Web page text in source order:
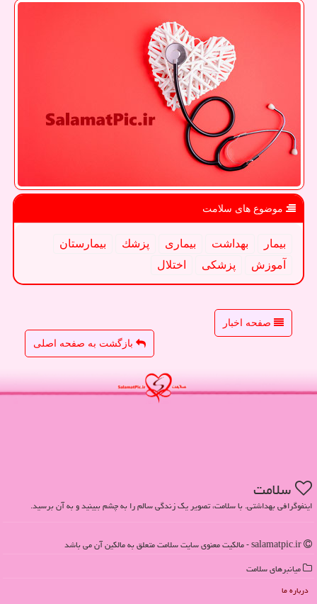
موضوع های سلامت
بیمار بهداشت بیماری پزشك
بیمارستان
آموزش
پزشكی اختلال
صفحه اخبار
بازگشت به صفحه اصلی
سلامت
اینفوگرافی بهداشتی. با سلامت، تصویر یک زندگی سالم را به چشم ببینید و به آن برسید.
میانبرهای سلامت
درباره ما